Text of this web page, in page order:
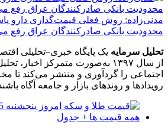
مدنی‌زاده: روش فعلی قیمت‌گذاری دارو
محدودیت بانکی صادرکنندگان عراق رفع
تحلیل سرمایه یک پایگاه خبری–تحلیلی
از سال ۱۳۹۷ به‌صورت متمرکز
اجتماعی را گردآوری و منتشر می‌کند تا
رویدادها و روندهای بازار و جامعه آگاه